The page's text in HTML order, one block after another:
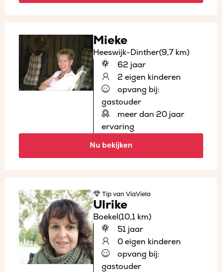
Mieke
Heeswijk-Dinther(9,7 km)
62 jaar
2 eigen kinderen
opvang bij:
gastouder
meer dan 20 jaar
ervaring
Nu bekijken
Tipvan ViaViela
Ulrike
Boekel(10,1 km)
51 jaar
0 eigen kinderen
opvang bij:
gastouder